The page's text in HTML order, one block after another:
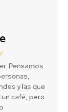
Pensamos
y las que
café, pero